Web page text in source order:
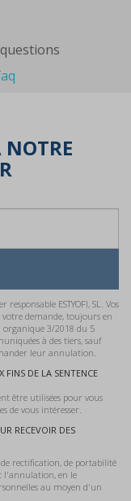
ESTYOFI, SL. Vos
demande, toujours en
organique 3/2018 du 5
à des tiers, sauf
leur annulation.
FINS DE LA SENTENCE
être utilisées pour vous
de vous intéresser.
RECEVOIR DES
rectification, de portabilité
l'annulation, en le
au moyen d'un